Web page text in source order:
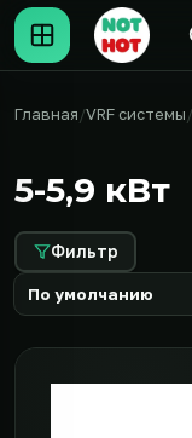
Главная VRF системы
5-5,9 кВт
Фильтр